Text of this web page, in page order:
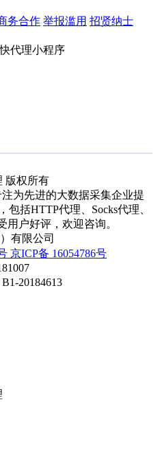
务合作 举报滥用 招贤纳士
代理小程序
版权所有
为先进的大数据采集企业提
括HTTP代理、Socks代理、
用户好评，欢迎咨询。
有限公司
京ICP备 16054786号
20184613